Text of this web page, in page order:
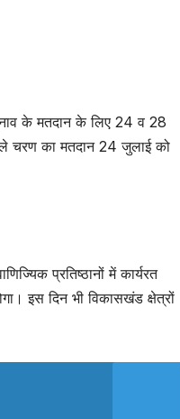
के मतदान के लिए 24 व 28
चरण का मतदान 24 जुलाई को
प्रतिष्ठानों में कार्यरत
इस दिन भी विकासखंड क्षेत्रों